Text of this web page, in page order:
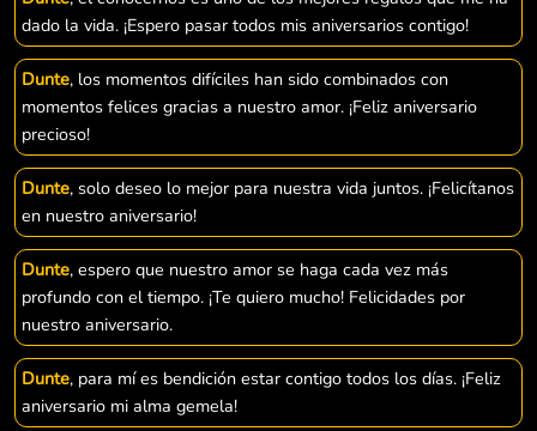
dado la vida. ¡Espero pasar todos mis aniversarios contigo!
Dunte, los momentos difíciles han sido combinados con
momentos felices gracias a nuestro amor. ¡Feliz aniversario
precioso!
Dunte, solo deseo lo mejor para nuestra vida juntos. ¡Felicítanos
en nuestro aniversario!
Dunte, espero que nuestro amor se haga cada vez más
profundo con el tiempo. ¡Te quiero mucho! Felicidades por
nuestro aniversario.
Dunte, para mí es bendición estar contigo todos los días. ¡Feliz
aniversario mi alma gemela!